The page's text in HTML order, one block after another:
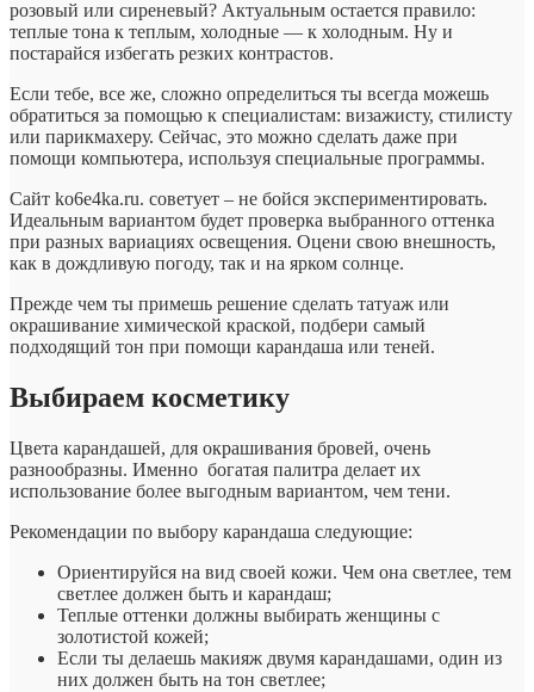
розовый или сиреневый? Актуальным остается правило:
теплые тона к теплым, холодные — к холодным. Ну и
постарайся избегать резких контрастов.
Если тебе, все же, сложно определиться ты всегда можешь
обратиться за помощью к специалистам: визажисту, стилисту
или парикмахеру. Сейчас, это можно сделать даже при
помощи компьютера, используя специальные программы.
Сайт ko6e4ka.ru. советует – не бойся экспериментировать.
Идеальным вариантом будет проверка выбранного оттенка
при разных вариациях освещения. Оцени свою внешность,
как в дождливую погоду, так и на ярком солнце.
Прежде чем ты примешь решение сделать татуаж или
окрашивание химической краской, подбери самый
подходящий тон при помощи карандаша или теней.
Выбираем косметику
Цвета карандашей, для окрашивания бровей, очень
разнообразны. Именно богатая палитра делает их
использование более выгодным вариантом, чем тени.
Рекомендации по выбору карандаша следующие:
Ориентируйся на вид своей кожи. Чем она светлее, тем
светлее должен быть и карандаш;
Теплые оттенки должны выбирать женщины с
золотистой кожей;
Если ты делаешь макияж двумя карандашами, один из
них должен быть на тон светлее;